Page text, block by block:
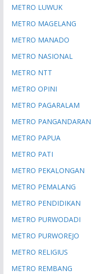
METRO LUWUK
METRO MAGELANG
METRO MANADO
METRO NASIONAL
METRO NTT
METRO OPINI
METRO PAGARALAM
METRO PANGANDARAN
METRO PAPUA
METRO PATI
METRO PEKALONGAN
METRO PEMALANG
METRO PENDIDIKAN
METRO PURWODADI
METRO PURWOREJO
METRO RELIGIUS
METRO REMBANG